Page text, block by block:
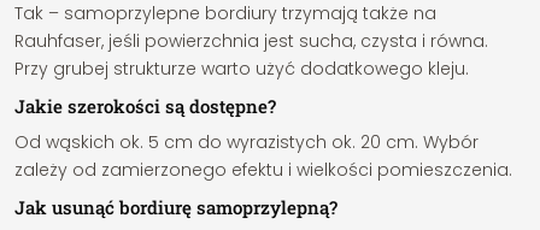
Tak – samoprzylepne bordiury trzymają także na
Rauhfaser, jeśli powierzchnia jest sucha, czysta i równa.
Przy grubej strukturze warto użyć dodatkowego kleju.
Jakie szerokości są dostępne?
Od wąskich ok. 5 cm do wyrazistych ok. 20 cm. Wybór
zależy od zamierzonego efektu i wielkości pomieszczenia.
Jak usunąć bordiurę samoprzylepną?